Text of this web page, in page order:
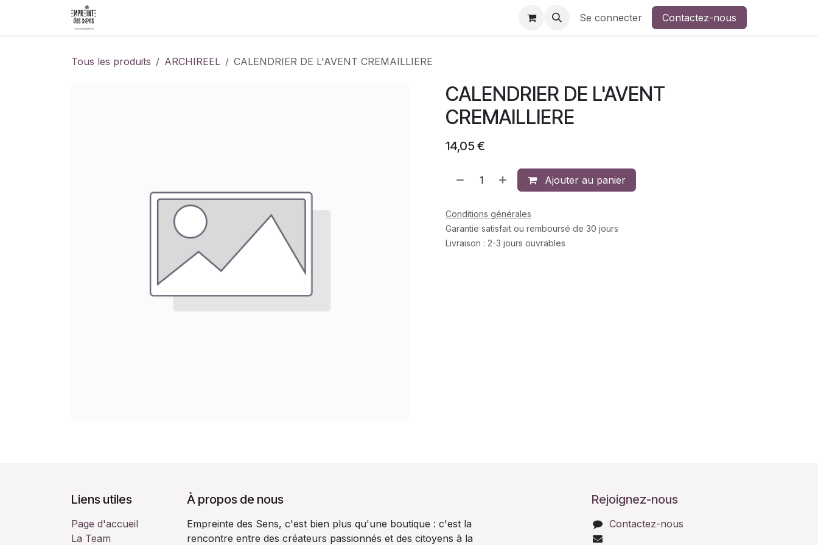
Se rendre au contenu
Se connecter Contactez-nous
Tous les produits ARCHIREEL CALENDRIER DE L'AVENT CREMAILLIERE
CALENDRIER DE L'AVENT
CREMAILLIERE
14,05 €
Ajouter au panier
Conditions générales
Garantie satisfait ou remboursé de 30 jours
Livraison : 2-3 jours ouvrables
Liens utiles
Page d'accueil
La Team
À propos de nous
Empreinte des Sens, c'est bien plus qu'une boutique : c'est la
rencontre entre des créateurs passionnés et des citoyens à la
Rejoignez-nous
Contactez-nous